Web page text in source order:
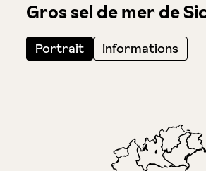
Gros sel de mer de
Portrait Informations